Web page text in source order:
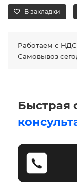
В закладки
Работаем с НДС
Самовывоз
Быстрая